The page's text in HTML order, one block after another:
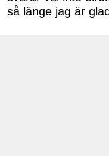
så länge jag är